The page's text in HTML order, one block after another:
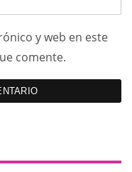
y web en este
comente.